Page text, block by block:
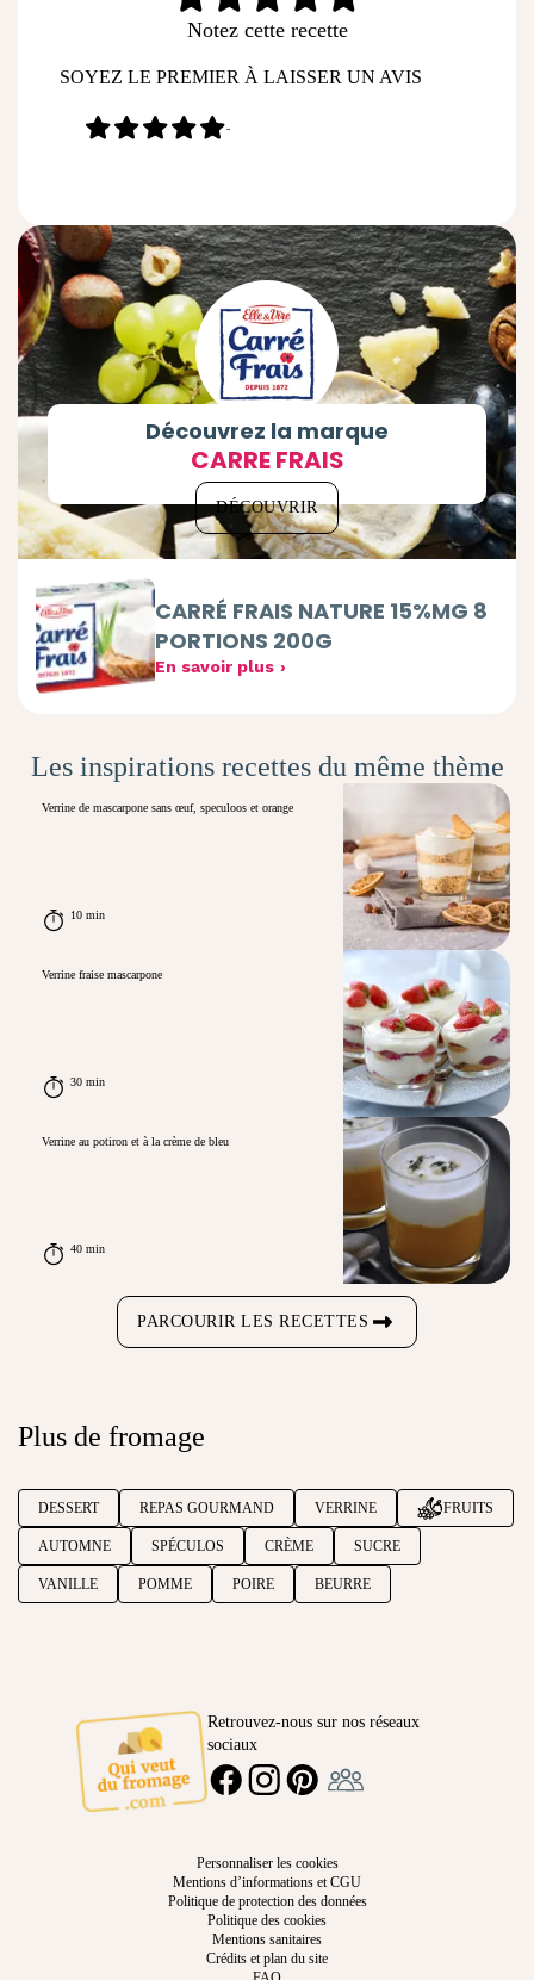
Notez cette recette
SOYEZ LE PREMIER À LAISSER UN AVIS
-
Découvrez la marque
CARRE FRAIS
DÉCOUVRIR
CARRÉ FRAIS NATURE 15%MG 8
PORTIONS 200G
En savoir plus
Les inspirations recettes du même thème
Verrine de mascarpone sans œuf, speculoos et orange
10 min
Verrine fraise mascarpone
30 min
Verrine au potiron et à la crème de bleu
40 min
PARCOURIR LES RECETTES
Plus de fromage
DESSERT REPAS GOURMAND VERRINE FRUITS
AUTOMNE SPÉCULOS CRÈME SUCRE
VANILLE POMME POIRE BEURRE
Retrouvez-nous sur nos réseaux
sociaux
FACEBOOKINSTAGRAMPINTEREST
Personnaliser les cookies
Mentions d’informations et CGU
Politique de protection des données
Politique des cookies
Mentions sanitaires
Crédits et plan du site